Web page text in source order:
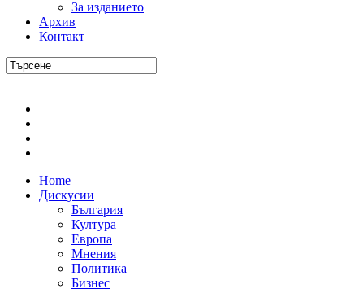
За изданието
Архив
Контакт
Home
Дискусии
България
Култура
Европа
Мнения
Политика
Бизнес